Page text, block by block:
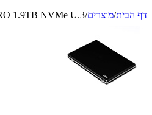
דף הבית/מוצרים/
1.9TB NVMe U.3